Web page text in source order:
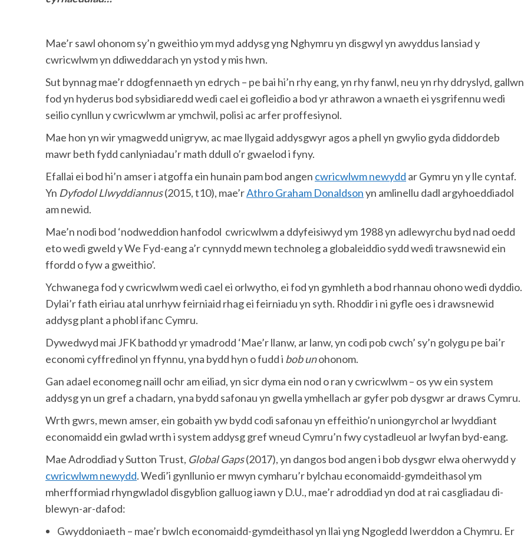
Mae’r sawl ohonom sy’n gweithio ym myd addysg yng Nghymru yn disgwyl yn awyddus lansiad y
cwricwlwm yn ddiweddarach yn ystod y mis hwn.
Sut bynnag mae’r ddogfennaeth yn edrych – pe bai hi’n rhy eang, yn rhy fanwl, neu yn rhy ddryslyd, gallwn
fod yn hyderus bod sybsidiaredd wedi cael ei gofleidio a bod yr athrawon a wnaeth ei ysgrifennu wedi
seilio cynllun y cwricwlwm ar ymchwil, polisi ac arfer proffesiynol.
Mae hon yn wir ymagwedd unigryw, ac mae llygaid addysgwyr agos a phell yn gwylio gyda diddordeb
mawr beth fydd canlyniadau’r math ddull o’r gwaelod i fyny.
Efallai ei bod hi’n amser i atgoffa ein hunain pam bod angen cwricwlwm newydd ar Gymru yn y lle cyntaf.
Yn Dyfodol Llwyddiannus(2015, t10), mae’rAthro Graham Donaldsonyn amlinellu dadl argyhoeddiadol
am newid.
Mae’n nodi bod ‘nodweddion hanfodol cwricwlwm a ddyfeisiwyd ym 1988 yn adlewyrchu byd nad oedd
eto wedi gweld y We Fyd-eang a’r cynnydd mewn technoleg a globaleiddio sydd wedi trawsnewid ein
ffordd o fyw a gweithio’.
Ychwanega fod y cwricwlwm wedi cael ei orlwytho, ei fod yn gymhleth a bod rhannau ohono wedi dyddio.
Dylai’r fath eiriau atal unrhyw feirniaid rhag ei feirniadu yn syth. Rhoddir i ni gyfle oes i drawsnewid
addysg plant a phobl ifanc Cymru.
Dywedwyd mai JFK bathodd yr ymadrodd ‘Mae’r llanw, ar lanw, yn codi pob cwch’ sy’n golygu pe bai’r
economi cyffredinol yn ffynnu, yna bydd hyn o fudd i bob unohonom.
Gan adael economeg naill ochr am eiliad, yn sicr dyma ein nod o ran y cwricwlwm – os yw ein system
addysg yn un gref a chadarn, yna bydd safonau yn gwella ymhellach ar gyfer pob dysgwr ar draws Cymru.
Wrth gwrs, mewn amser, ein gobaith yw bydd codi safonau yn effeithio’n uniongyrchol ar lwyddiant
economaidd ein gwlad wrth i system addysg gref wneud Cymru’n fwy cystadleuol ar lwyfan byd-eang.
Mae Adroddiad y Sutton Trust, Global Gaps(2017), yn dangos bod angen i bob dysgwr elwa oherwydd y
cwricwlwm newydd. Wedi’i gynllunio er mwyn cymharu’r bylchau economaidd-gymdeithasol ym
mherfformiad rhyngwladol disgyblion galluog iawn y D.U., mae’r adroddiad yn dod at rai casgliadau di-
blewyn-ar-dafod:
Gwyddoniaeth – mae’r bwlch economaidd-gymdeithasol yn llai yng Ngogledd Iwerddon a Chymru. Er